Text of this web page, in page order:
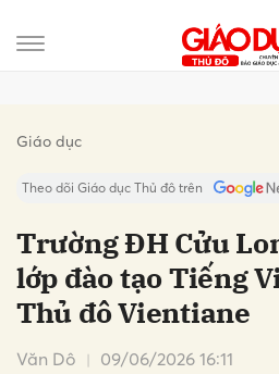
Giáo dục
Theo dõi Giáo dục Thủ đô trên
Trường ĐH Cửu
lớp đào tạo Tiếng
Thủ đô Vientiane
Văn Dô 09/06/2026 16:11